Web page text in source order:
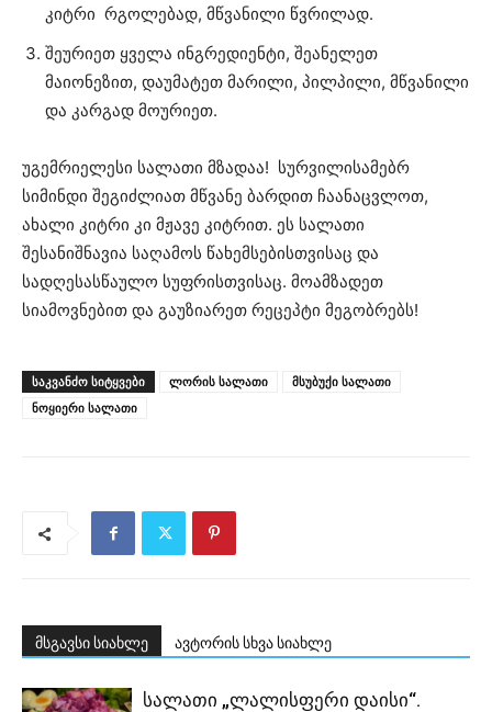
კიტრი რგოლებად, მწვანილი წვრილად.
შეურიეთ ყველა ინგრედიენტი, შეანელეთ
მაიონეზით, დაუმატეთ მარილი, პილპილი, მწვანილი
და კარგად მოურიეთ.
უგემრიელესი სალათი მზადაა! სურვილისამებრ
სიმინდი შეგიძლიათ მწვანე ბარდით ჩაანაცვლოთ,
ახალი კიტრი კი მჟავე კიტრით. ეს სალათი
შესანიშნავია საღამოს წახემსებისთვისაც და
სადღესასწაულო სუფრისთვისაც. მოამზადეთ
სიამოვნებით და გაუზიარეთ რეცეპტი მეგობრებს!
ᲡᲐᲙᲕᲐᲜᲫᲝ ᲡᲘᲢᲧᲕᲔᲑᲘ ლორის სალათი
მსუბუქი სალათი
ნოყიერი სალათი
მსგავსი სიახლე ავტორის სხვა სიახლე
სალათი „ლალისფერი დაისი“.